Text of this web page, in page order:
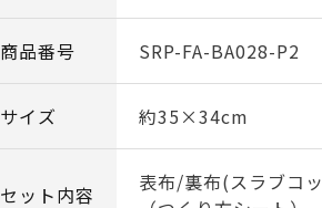
商品番号 SRP-FA-BA028-P2
サイズ 約35×34cm
セット内容
表布/裏布(スラブコ